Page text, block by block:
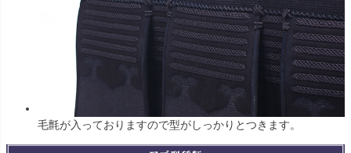
毛氈が入っておりますので型がしっかりとつきます。